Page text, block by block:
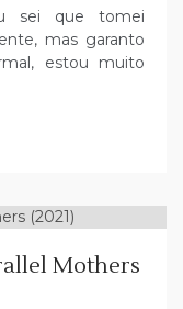
sei que tomei
mas garanto
estou muito
Mothers